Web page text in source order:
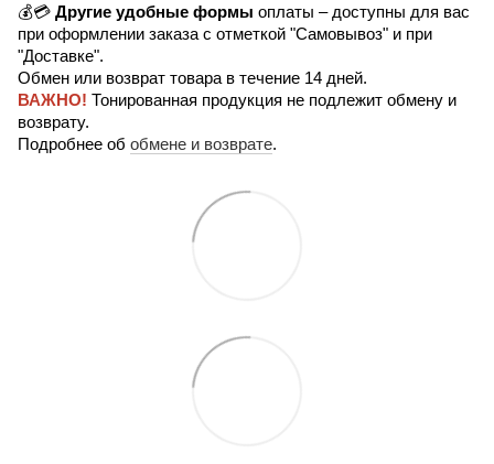
💰💳 Другие удобные формы оплаты – доступны для вас
при оформлении заказа с отметкой "Самовывоз" и при
"Доставке".
Обмен или возврат товара в течение 14 дней.
ВАЖНО! Тонированная продукция не подлежит обмену и
возврату.
Подробнее об обмене и возврате.